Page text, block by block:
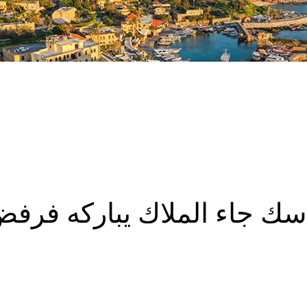
جاء الملاك يباركه